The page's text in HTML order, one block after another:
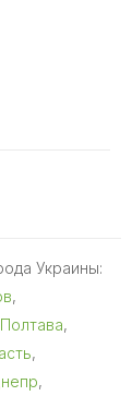
Украины:
,
Полтава,
,
,